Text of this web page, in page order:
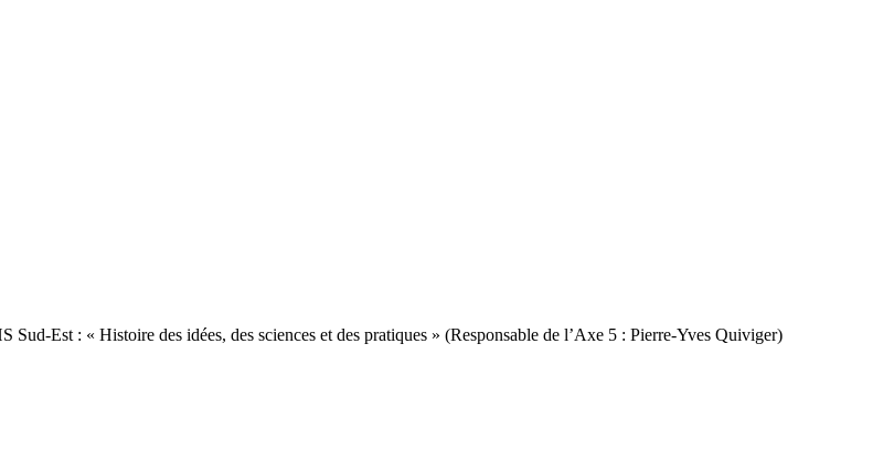
Est : « Histoire des idées, des sciences et des pratiques » (Responsable de l’Axe 5 : Pierre-Yves Quiviger)